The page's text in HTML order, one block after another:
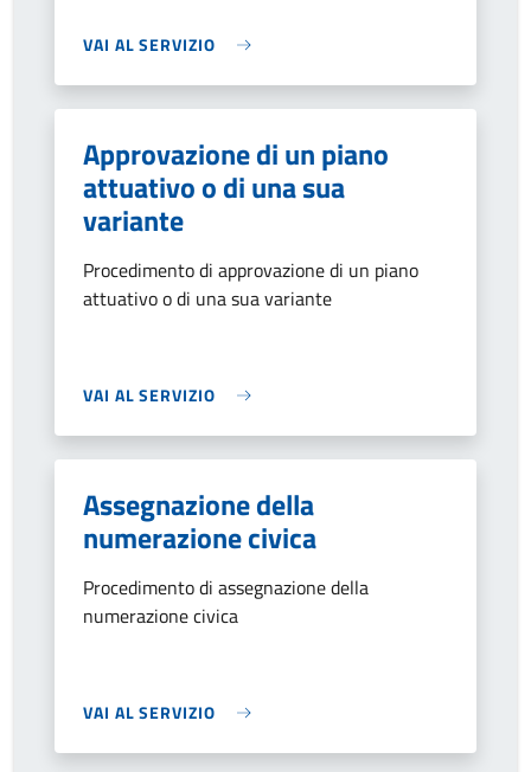
VAI AL SERVIZIO
Approvazione di un piano
attuativo o di una sua
variante
Procedimento di approvazione di un piano
attuativo o di una sua variante
VAI AL SERVIZIO
Assegnazione della
numerazione civica
Procedimento di assegnazione della
numerazione civica
VAI AL SERVIZIO